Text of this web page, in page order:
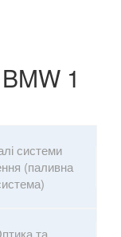
1
системи
(паливна
та